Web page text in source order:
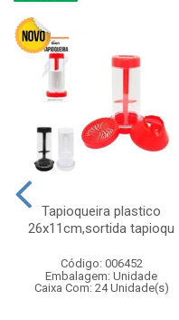
Tapioqueira plastico
26x11cm,sortida tapioqu
Código: 006452
Embalagem: Unidade
Caixa Com: 24 Unidade(s)